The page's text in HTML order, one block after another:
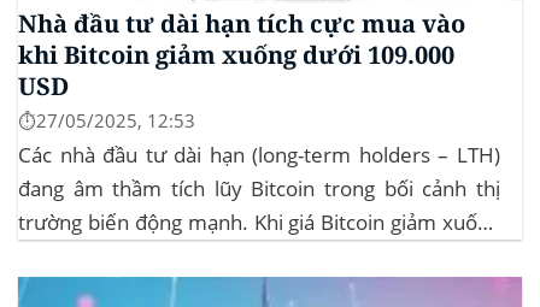
Nhà đầu tư dài hạn tích cực mua vào
khi Bitcoin giảm xuống dưới 109.000
USD
⏱️27/05/2025, 12:53
Các nhà đầu tư dài hạn (long-term holders – LTH)
đang âm thầm tích lũy Bitcoin trong bối cảnh thị
trường biến động mạnh. Khi giá Bitcoin giảm xuống
khiến hơn 185 triệu USD vị thế mua bị xóa...